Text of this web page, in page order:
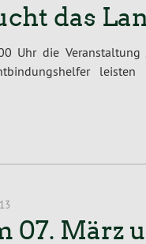
das
Uhr die
07. März